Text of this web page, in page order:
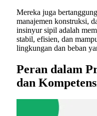
Mereka juga
manajemen konstruksi,
insinyur sipil adalah
stabil, efisien, dan
lingkungan dan beban
Peran dalam
dan